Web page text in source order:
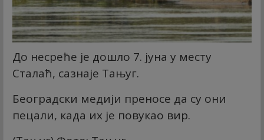
До несреће је дошло 7. јуна у месту
Сталаћ, сазнаје Тањуг.
Београдски медији преносе да су они
пецали, када их је повукао вир.